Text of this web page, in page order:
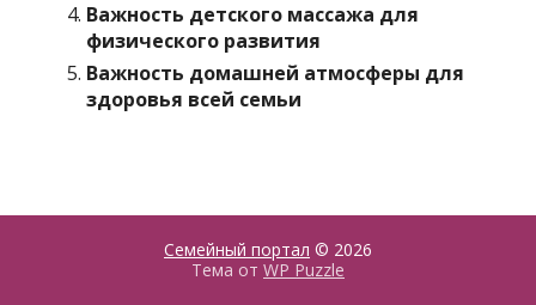
Важность детского массажа для
физического развития
Важность домашней атмосферы для
здоровья всей семьи
Семейный портал © 2026
Тема от WP Puzzle